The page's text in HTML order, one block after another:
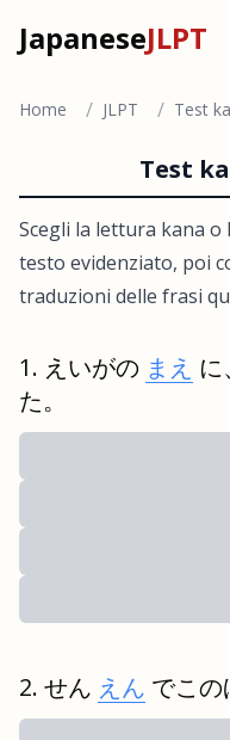
JapaneseJLPT
Home / JLPT / Test
Test
Scegli la lettura kana
testo evidenziato, poi
traduzioni delle frasi
えいがの まえ
た。
せん えん でこの